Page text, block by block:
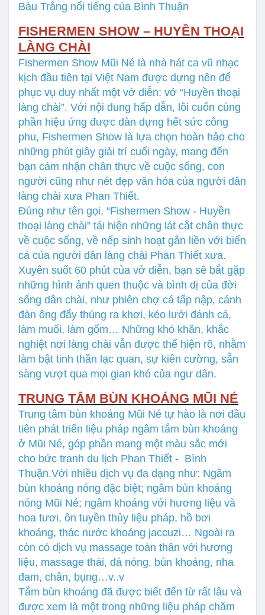
Bàu Trắng nổi tiếng của Bình Thuận
FISHERMEN SHOW – HUYỀN THOẠI
LÀNG CHÀI
Fishermen Show Mũi Né là nhà hát ca vũ nhạc
kịch đầu tiên tại Việt Nam được dựng nên để
phục vụ duy nhất một vở diễn: vở “Huyền thoại
làng chài”. Với nội dung hấp dẫn, lôi cuốn cùng
phần hiệu ứng được dàn dựng hết sức công
phu, Fishermen Show là lựa chọn hoàn hảo cho
những phút giây giải trí cuối ngày, mang đến
bạn cảm nhận chân thực về cuộc sống, con
người cũng như nét đẹp văn hóa của người dân
làng chài xưa Phan Thiết.
Đúng như tên gọi, “Fishermen Show - Huyền
thoại làng chài” tái hiện những lát cắt chân thực
về cuộc sống, về nếp sinh hoạt gắn liền với biển
cả của người dân làng chài Phan Thiết xưa.
Xuyên suốt 60 phút của vở diễn, bạn sẽ bắt gặp
những hình ảnh quen thuộc và bình dị của đời
sống dân chài, như phiên chợ cá tấp nập, cánh
đàn ông đẩy thúng ra khơi, kéo lưới đánh cá,
làm muối, làm gốm… Những khó khăn, khắc
nghiệt nơi làng chài vẫn được thể hiện rõ, nhằm
làm bật tinh thần lạc quan, sự kiên cường, sẵn
sàng vượt qua mọi gian khó của ngư dân.
TRUNG TÂM BÙN KHOÁNG MŨI NÉ
Trung tâm bùn khoáng Mũi Né tự hào là nơi đầu
tiên phát triển liệu pháp ngâm tắm bùn khoáng
ở Mũi Né, góp phần mang một màu sắc mới
cho bức tranh du lịch Phan Thiết - Bình
Thuận.Với nhiều dịch vụ đa dạng như: Ngâm
bùn khoáng nóng đặc biệt; ngâm bùn khoáng
nóng Mũi Né; ngâm khoáng với hương liệu và
hoa tươi, ôn tuyền thủy liệu pháp, hồ bơi
khoáng, thác nước khoáng jaccuzi… Ngoài ra
còn có dịch vụ massage toàn thân với hương
liệu, massage thái, đá nóng, bùn khoáng, nha
đam, chân, bụng…v..v
Tắm bùn khoáng đã được biết đến từ rất lâu và
được xem là một trong những liệu pháp chăm